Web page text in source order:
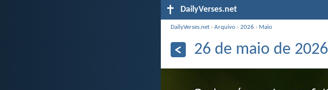
DailyVerses.net
DailyVerses.net ›Arquivo ›2026 › Maio
26 de maio de 2026